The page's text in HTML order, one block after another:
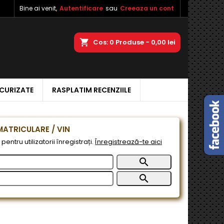
Bine ai venit, Autentificare sau Creeaza un cont
Cos 0 Produse - 0,00 lei
RASPLATIM RECENZIILE
/ VIN
utilizatorii înregistrați. Înregistrează-te aici

